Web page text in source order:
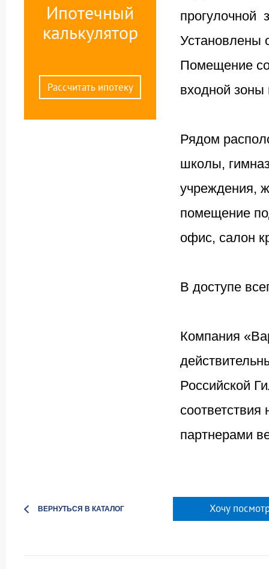
Ипотечный
калькулятор
Рассчитать ипотеку
прогулочной
Установлены
Помещение
входной
Рядом
школы,
учреждения,
помещение
офис, салон
В доступе
Компания
Российской
партнерами
ВЕРНУТЬСЯ В КАТАЛОГ Хочу